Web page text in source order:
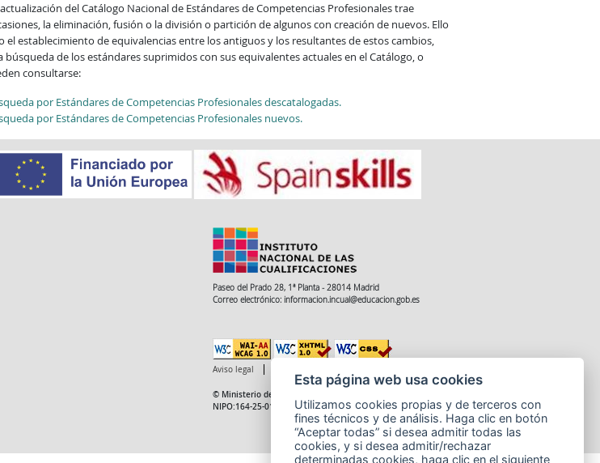
del Catálogo Nacional de Estándares de Competencias Profesionales trae
la eliminación, fusión o la división o partición de algunos con creación de nuevos. Ello
el establecimiento de equivalencias entre los antiguos y los resultantes de estos cambios,
búsqueda de los estándares suprimidos con sus equivalentes actuales en el Catálogo, o
consultarse:
por Estándares de Competencias Profesionales descatalogadas.
por Estándares de Competencias Profesionales nuevos.
Paseo del Prado 28, 1ª Planta - 28014 Madrid
Correo electrónico: informacion.incual@educacion.gob.es
Aviso legal
© Ministerio de Educación, Formación Profesional y Deportes
NIPO:164-25-014-X
Esta página web usa cookies
Utilizamos cookies propias y de terceros con
fines técnicos y de análisis. Haga clic en botón
“Aceptar todas” si desea admitir todas las
cookies, y si desea admitir/rechazar
determinadas cookies, haga clic en el siguiente